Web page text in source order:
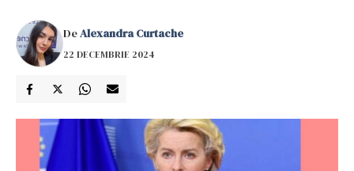
DeAlexandra Curtache
22 DECEMBRIE 2024